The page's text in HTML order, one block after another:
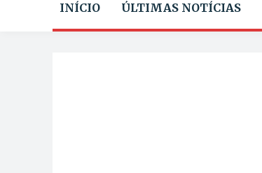
INÍCIO ÚLTIMAS NOTÍCIAS